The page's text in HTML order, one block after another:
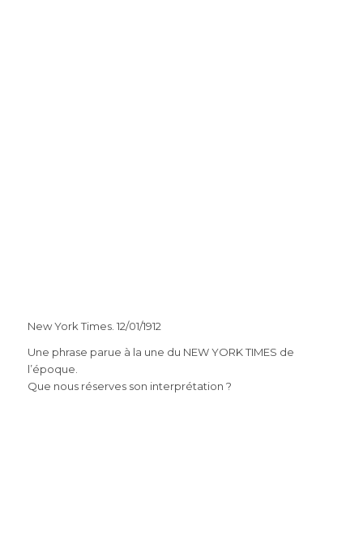
New York Times. 12/01/1912
Une phrase parue à la une du NEW YORK TIMES de
l’époque.
Que nous réserves son interprétation ?